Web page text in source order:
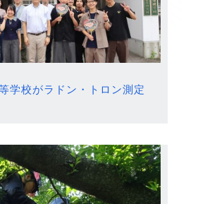
学校がラドン・トロン測定